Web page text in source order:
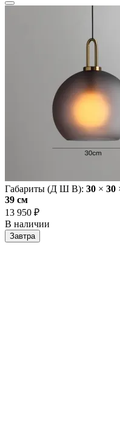
Габариты (Д Ш В): 30 × 30
39 cм
13 950 ₽
В наличии
Завтра